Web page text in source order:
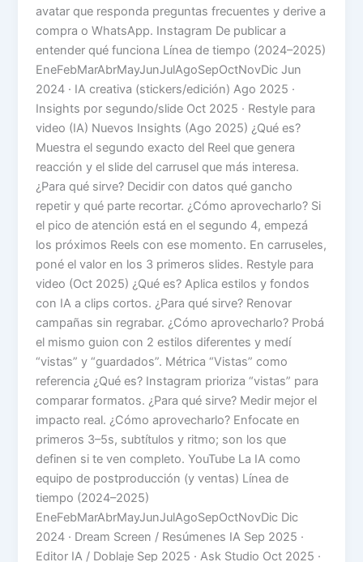
avatar que responda preguntas frecuentes y derive a
compra o WhatsApp. Instagram De publicar a
entender qué funciona Línea de tiempo (2024–2025)
EneFebMarAbrMayJunJulAgoSepOctNovDic Jun
2024 · IA creativa (stickers/edición) Ago 2025 ·
Insights por segundo/slide Oct 2025 · Restyle para
video (IA) Nuevos Insights (Ago 2025) ¿Qué es?
Muestra el segundo exacto del Reel que genera
reacción y el slide del carrusel que más interesa.
¿Para qué sirve? Decidir con datos qué gancho
repetir y qué parte recortar. ¿Cómo aprovecharlo? Si
el pico de atención está en el segundo 4, empezá
los próximos Reels con ese momento. En carruseles,
poné el valor en los 3 primeros slides. Restyle para
video (Oct 2025) ¿Qué es? Aplica estilos y fondos
con IA a clips cortos. ¿Para qué sirve? Renovar
campañas sin regrabar. ¿Cómo aprovecharlo? Probá
el mismo guion con 2 estilos diferentes y medí
“vistas” y “guardados”. Métrica “Vistas” como
referencia ¿Qué es? Instagram prioriza “vistas” para
comparar formatos. ¿Para qué sirve? Medir mejor el
impacto real. ¿Cómo aprovecharlo? Enfocate en
primeros 3–5s, subtítulos y ritmo; son los que
definen si te ven completo. YouTube La IA como
equipo de postproducción (y ventas) Línea de
tiempo (2024–2025)
EneFebMarAbrMayJunJulAgoSepOctNovDic Dic
2024 · Dream Screen / Resúmenes IA Sep 2025 ·
Editor IA / Doblaje Sep 2025 · Ask Studio Oct 2025 ·